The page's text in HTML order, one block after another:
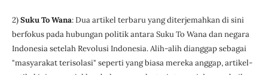
2)Suku To Wana: Dua artikel terbaru yang diterjemahkan di sini
berfokus pada hubungan politik antara Suku To Wana dan negara
Indonesia setelah Revolusi Indonesia. Alih-alih dianggap sebagai
"masyarakat terisolasi" seperti yang biasa mereka anggap, artikel-